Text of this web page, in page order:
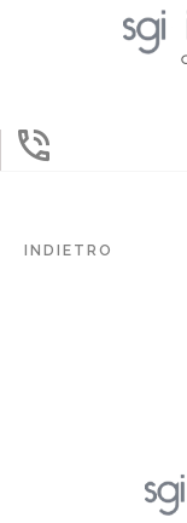
INDIETRO